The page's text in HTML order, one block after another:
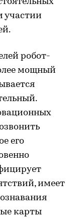
участии
робот-
мощный
его
имеет
карты